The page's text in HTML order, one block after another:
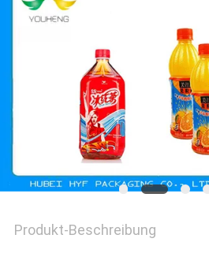
SITEMAP
Produkt-Beschreibung